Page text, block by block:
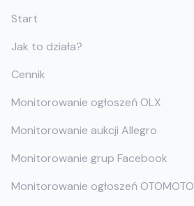
Start
Jak to działa?
Cennik
Monitorowanie ogłoszeń OLX
Monitorowanie aukcji Allegro
Monitorowanie grup Facebook
Monitorowanie ogłoszeń OTOMOTO